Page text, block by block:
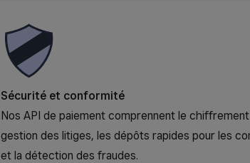
Sécurité et conformité
Nos API de paiement comprennent le
gestion des litiges, les dépôts rapides pour les
et la détection des fraudes.